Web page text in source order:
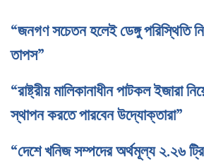
“জনগণ সচেতন হলেই ডেঙ্গু পরিস্থিতি
তাপস”
“রাষ্ট্রীয় মালিকানাধীন পাটকল ইজারা
স্থাপন করতে পারবেন উদ্যোক্তারা”
“দেশে খনিজ সম্পদের অর্থমূল্য ২.২৬